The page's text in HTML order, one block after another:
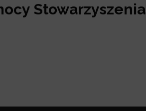
Stowarzyszenia